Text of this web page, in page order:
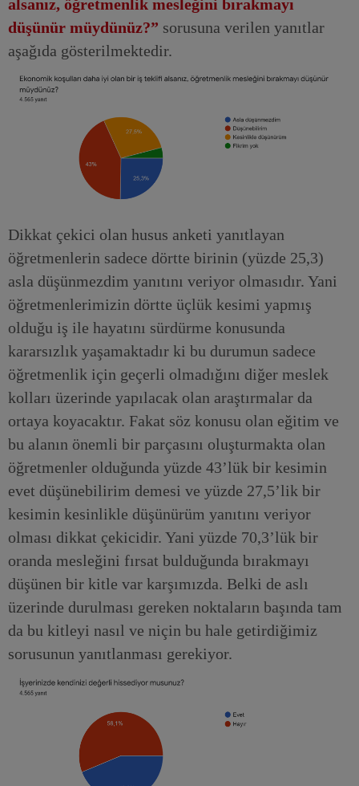
alsanız, öğretmenlik mesleğini bırakmayı
düşünür müydünüz?” sorusuna verilen yanıtlar
aşağıda gösterilmektedir.
Dikkat çekici olan husus anketi yanıtlayan
öğretmenlerin sadece dörtte birinin (yüzde 25,3)
asla düşünmezdim yanıtını veriyor olmasıdır. Yani
öğretmenlerimizin dörtte üçlük kesimi yapmış
olduğu iş ile hayatını sürdürme konusunda
kararsızlık yaşamaktadır ki bu durumun sadece
öğretmenlik için geçerli olmadığını diğer meslek
kolları üzerinde yapılacak olan araştırmalar da
ortaya koyacaktır. Fakat söz konusu olan eğitim ve
bu alanın önemli bir parçasını oluşturmakta olan
öğretmenler olduğunda yüzde 43’lük bir kesimin
evet düşünebilirim demesi ve yüzde 27,5’lik bir
kesimin kesinlikle düşünürüm yanıtını veriyor
olması dikkat çekicidir. Yani yüzde 70,3’lük bir
oranda mesleğini fırsat bulduğunda bırakmayı
düşünen bir kitle var karşımızda. Belki de aslı
üzerinde durulması gereken noktaların başında tam
da bu kitleyi nasıl ve niçin bu hale getirdiğimiz
sorusunun yanıtlanması gerekiyor.